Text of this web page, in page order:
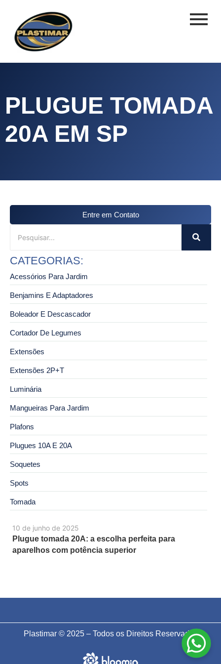
PLUGUE TOMADA
20A EM SP
10 de junho de 2025
Plugue tomada 20A: a escolha perfeita para
aparelhos com potência superior
Entre em Contato
CATEGORIAS:
Acessórios Para Jardim
Benjamins E Adaptadores
Boleador E Descascador
Cortador De Legumes
Extensões
Extensões 2P+T
Luminária
Mangueiras Para Jardim
Plafons
Plugues 10A E 20A
Soquetes
Spots
Tomada
Plastimar © 2025 – Todos os Direitos Reservados